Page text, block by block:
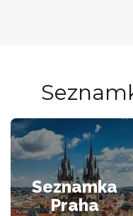
Seznamka
Praha